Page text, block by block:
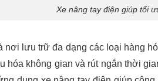
Xe nâng tay điện giúp tối
nơi lưu trữ đa dạng các loại hàng
hóa không gian và rút ngắn thời